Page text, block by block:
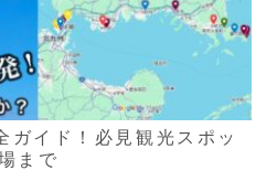
ガイド！必見観光スポッ
まで